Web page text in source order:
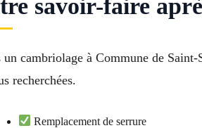
savoir-faire
un cambriolage à Commune de
recherchées.
Remplacement de serrure